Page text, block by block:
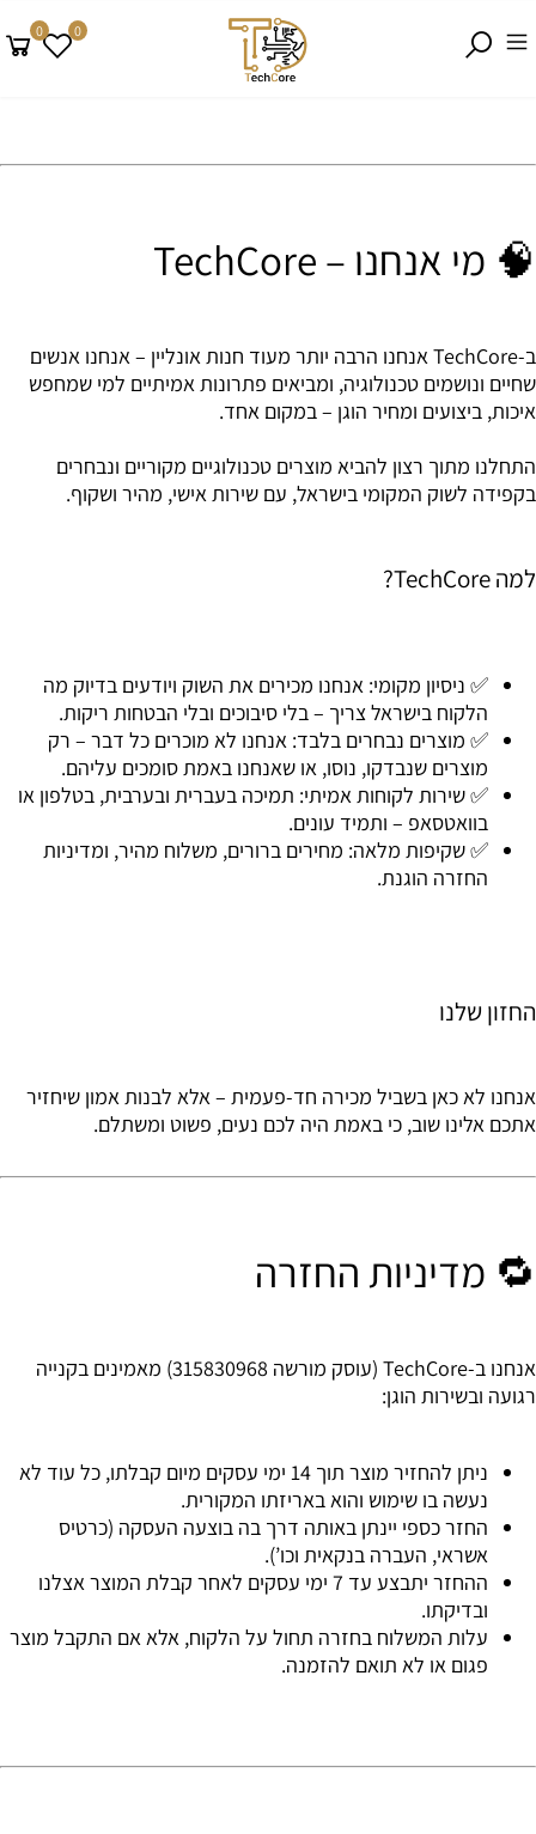
0 0
🧠 מי אנחנו – TechCore
ב-TechCore אנחנו הרבה יותר מעוד חנות אונליין – אנחנו אנשים
שחיים ונושמים טכנולוגיה, ומביאים פתרונות אמיתיים למי שמחפש
איכות, ביצועים ומחיר הוגן – במקום אחד.
התחלנו מתוך רצון להביא מוצרים טכנולוגיים מקוריים ונבחרים
בקפידה לשוק המקומי בישראל, עם שירות אישי, מהיר ושקוף.
למה TechCore?
✅ ניסיון מקומי: אנחנו מכירים את השוק ויודעים בדיוק מה
הלקוח בישראל צריך – בלי סיבוכים ובלי הבטחות ריקות.
✅ מוצרים נבחרים בלבד: אנחנו לא מוכרים כל דבר – רק
מוצרים שנבדקו, נוסו, או שאנחנו באמת סומכים עליהם.
✅שירות לקוחות אמיתי: תמיכה בעברית ובערבית, בטלפון או
בוואטסאפ – ותמיד עונים.
✅שקיפות מלאה: מחירים ברורים, משלוח מהיר, ומדיניות
החזרה הוגנת.
החזון שלנו
אנחנו לא כאן בשביל מכירה חד-פעמית – אלא לבנות אמון שיחזיר
אתכם אלינו שוב, כי באמת היה לכם נעים, פשוט ומשתלם.
🔁 מדיניות החזרה
אנחנו ב-TechCore (עוסק מורשה 315830968) מאמינים בקנייה
רגועה ובשירות הוגן:
ניתן להחזיר מוצר תוך 14 ימי עסקים
מיום קבלתו, כל עוד לא
נעשה בו שימוש והוא באריזתו המקורית.
החזר כספי יינתן באותה דרך בה בוצעה העסקה (כרטיס
אשראי, העברה בנקאית וכו’).
ההחזר יתבצע עד 7 ימי עסקים
לאחר קבלת המוצר אצלנו
ובדיקתו.
עלות המשלוח בחזרה תחול על הלקוח, אלא אם התקבל מוצר
פגום או לא תואם להזמנה.